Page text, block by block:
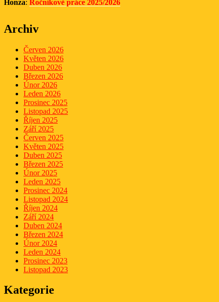
Honza: Ročníkové práce 2025/2026
Archiv
Červen 2026
Květen 2026
Duben 2026
Březen 2026
Únor 2026
Leden 2026
Prosinec 2025
Listopad 2025
Říjen 2025
Září 2025
Červen 2025
Květen 2025
Duben 2025
Březen 2025
Únor 2025
Leden 2025
Prosinec 2024
Listopad 2024
Říjen 2024
Září 2024
Duben 2024
Březen 2024
Únor 2024
Leden 2024
Prosinec 2023
Listopad 2023
Kategorie